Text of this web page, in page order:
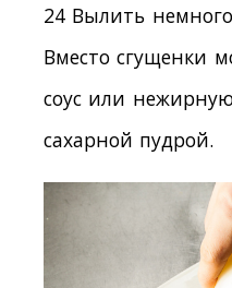
24 Вылить
Вместо сгущенки
соус или
сахарной пудрой.